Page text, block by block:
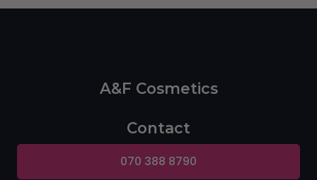
A&F Cosmetics
Contact
070 388 8790